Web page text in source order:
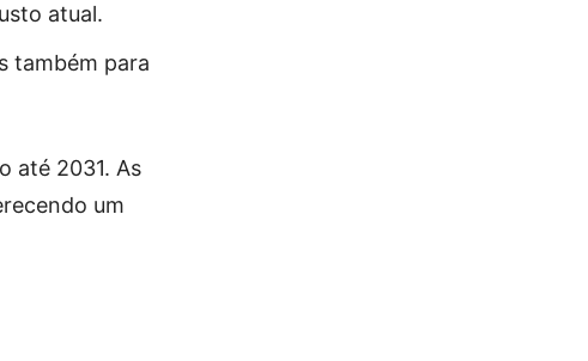
atual.
também para
até 2031. As
um